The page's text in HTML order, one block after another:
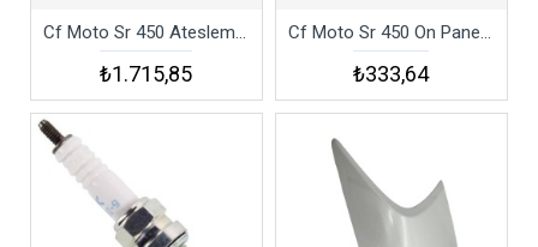
Cf Moto Sr 450 Atesleme Bobını Csr4
₺1.715,85
Cf Moto Sr 450 On Panel Sol Dekor Kapak Alt Kırmızı Csr4
₺333,64